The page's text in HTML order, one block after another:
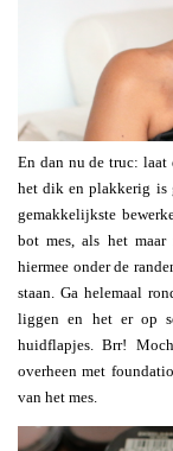
En dan nu de truc:
het dik en plakkerig is
gemakkelijkste
bot mes, als het
hiermee onder de
staan. Ga helemaal
liggen en het er op
huidflapjes. Brr!
overheen met
van het mes.